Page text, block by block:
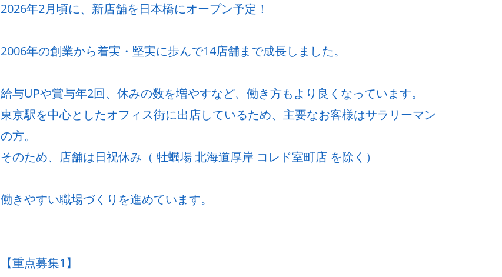
2026年2月頃に、新店舗を日本橋にオープン予定！
2006年の創業から着実・堅実に歩んで14店舗まで成長しました。
給与UPや賞与年2回、休みの数を増やすなど、働き方もより良くなっています。
東京駅を中心としたオフィス街に出店しているため、主要なお客様はサラリーマン
の方。
そのため、店舗は日祝休み（ 牡蠣場 北海道厚岸 コレド室町店 を除く）
働きやすい職場づくりを進めています。
【重点募集1】